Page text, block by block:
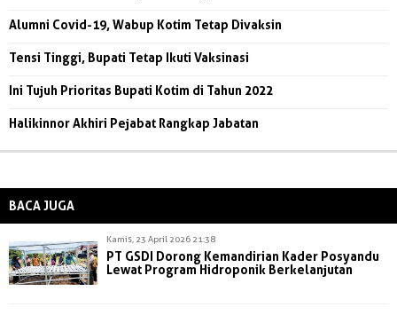
Alumni Covid-19, Wabup Kotim Tetap Divaksin
Tensi Tinggi, Bupati Tetap Ikuti Vaksinasi
Ini Tujuh Prioritas Bupati Kotim di Tahun 2022
Halikinnor Akhiri Pejabat Rangkap Jabatan
BACA JUGA
Kamis, 23 April 2026 21:38
PT GSDI Dorong Kemandirian Kader Posyandu
Lewat Program Hidroponik Berkelanjutan